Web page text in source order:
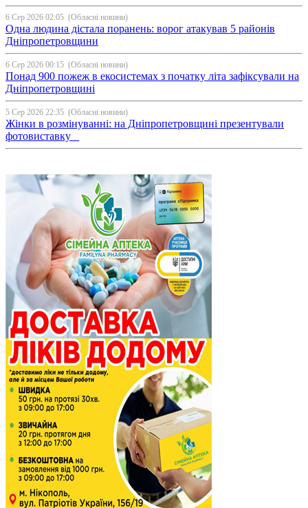
6 Сер 2026 02:05 (Обласні новини)
Одна людина дістала поранень: ворог атакував 5 районів
Дніпропетровщини
6 Сер 2026 00:15 (Обласні новини)
Понад 900 пожеж в екосистемах з початку літа зафіксували на
Дніпропетровщині
5 Сер 2026 22:35 (Обласні новини)
Жінки в розмінуванні: на Дніпропетровщині презентували
фотовиставку